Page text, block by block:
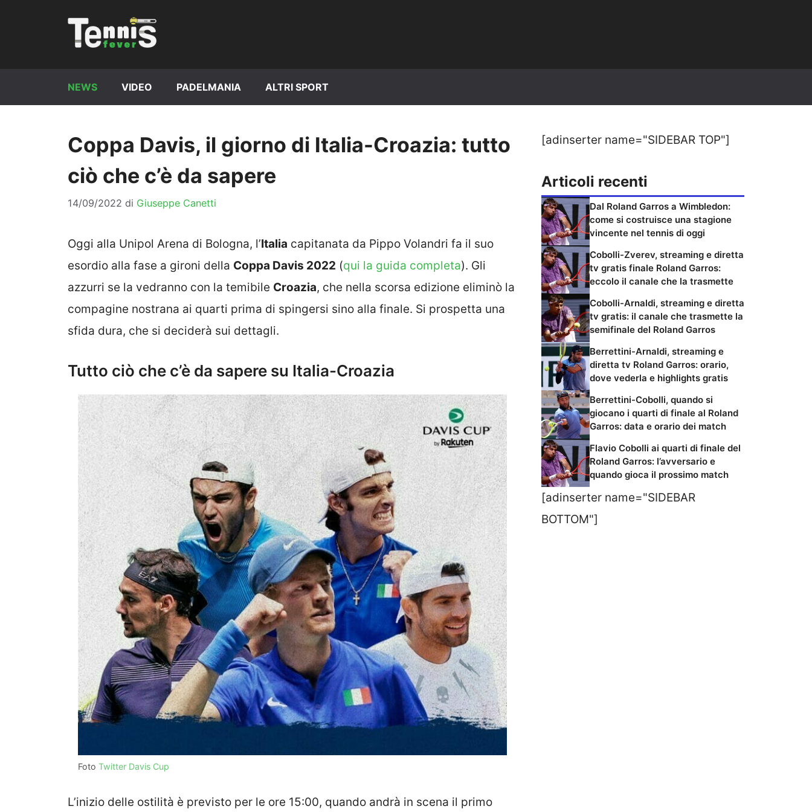
NEWS VIDEO PADELMANIA ALTRI SPORT
Coppa Davis, il giorno di Italia-Croazia: tutto
ciò che c’è da sapere
14/09/2022 di Giuseppe Canetti
Oggi alla Unipol Arena di Bologna, l’Italia capitanata da Pippo Volandri fa il suo
esordio alla fase a gironi della Coppa Davis 2022 (qui la guida completa). Gli
azzurri se la vedranno con la temibile Croazia, che nella scorsa edizione eliminò la
compagine nostrana ai quarti prima di spingersi sino alla finale. Si prospetta una
sfida dura, che si deciderà sui dettagli.
Tutto ciò che c’è da sapere su Italia-Croazia
Foto Twitter Davis Cup
L’inizio delle ostilità è previsto per le ore 15:00, quando andrà in scena il primo
[adinserter name="SIDEBAR TOP"]
Articoli recenti
Dal Roland Garros a Wimbledon:
come si costruisce una stagione
vincente nel tennis di oggi
Cobolli-Zverev, streaming e diretta
tv gratis finale Roland Garros:
eccolo il canale che la trasmette
Cobolli-Arnaldi, streaming e diretta
tv gratis: il canale che trasmette la
semifinale del Roland Garros
Berrettini-Arnaldi, streaming e
diretta tv Roland Garros: orario,
dove vederla e highlights gratis
Berrettini-Cobolli, quando si
giocano i quarti di finale al Roland
Garros: data e orario dei match
Flavio Cobolli ai quarti di finale del
Roland Garros: l’avversario e
quando gioca il prossimo match
[adinserter name="SIDEBAR
BOTTOM"]